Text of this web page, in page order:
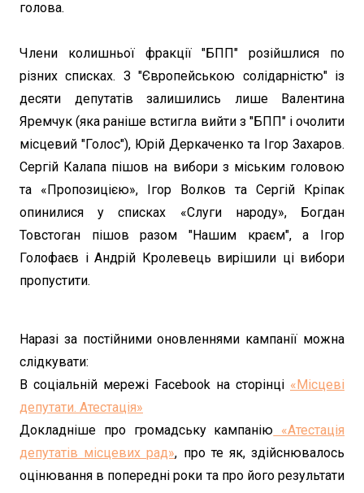
голова.
Члени колишньої фракції "БПП" розійшлися по
різних списках. З "Європейською солідарністю" із
десяти депутатів залишились лише Валентина
Яремчук (яка раніше встигла вийти з "БПП" і очолити
місцевий "Голос"), Юрій Деркаченко та Ігор Захаров.
Сергій Калапа пішов на вибори з міським головою
та «Пропозицією», Ігор Волков та Сергій Кріпак
опинилися у списках «Слуги народу», Богдан
Товстоган пішов разом "Нашим краєм", а Ігор
Голофаєв і Андрій Кролевець вирішили ці вибори
пропустити.
Наразі за постійними оновленнями кампанії можна
слідкувати:
В соціальній мережі Facebook на сторінці «Місцеві
депутати. Атестація»
Докладніше про громадську кампанію «Атестація
депутатів місцевих рад», про те як, здійснювалось
оцінювання в попередні роки та про його результати